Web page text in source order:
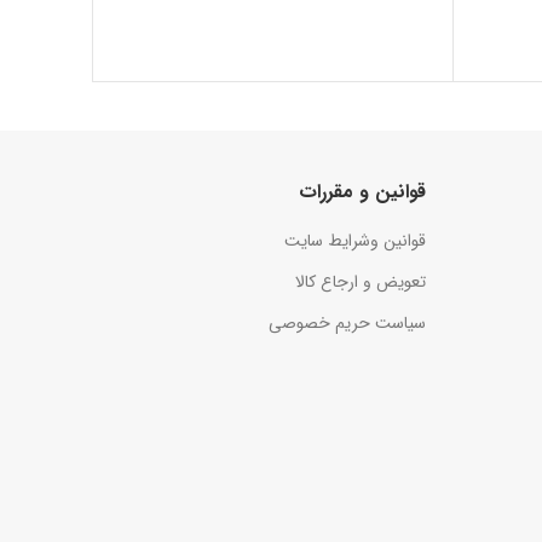
قوانین و مقررات
قوانین وشرایط سایت
تعویض و ارجاع کالا
سیاست حریم خصوصی